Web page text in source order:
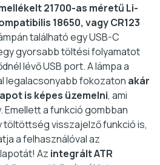
21700-as méretű Li-
18650, vagy CR123
található egy USB-C
gyorsabb töltési folyamatot
lévő USB port. A lámpa a
legalacsonyabb fokozaton akár
is képes üzemelni, ami
a funkció gombban
visszajelző funkció is,
a felhasználóval az
Az integrált ATR